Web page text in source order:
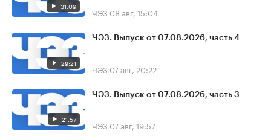
31:09 ЧЭЗ 08 авг, 15:04
29:21
ЧЭЗ. Выпуск от 07.08.2026, часть 4
ЧЭЗ 07 авг, 20:22
21:57
ЧЭЗ. Выпуск от 07.08.2026, часть 3
ЧЭЗ 07 авг, 19:57